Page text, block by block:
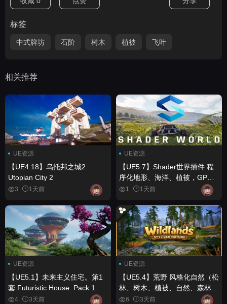
标签
中式牌坊 石阶 树木 植被 飞叶
相关推荐
UE资源
【UE4.18】乌托邦之城2
Utopian City 2
3 1天前
UE资源
【UE5.7】Shader世界插件 程
序化地形、海洋、植被，GPU
加速 Shader World Plugin
Procedural Terrain, Oceans,
Foliage, GPU-accelerated
1 1天前
UE资源
【UE5.1】未来主义住宅。第1
套 Futuristic House. Pack 1
4 3天前
UE资源
【UE5.4】荒野 风格化自然（松
林、树木、植被、自然、森林、
生物群系） Wildlands Stylized
6 3天前